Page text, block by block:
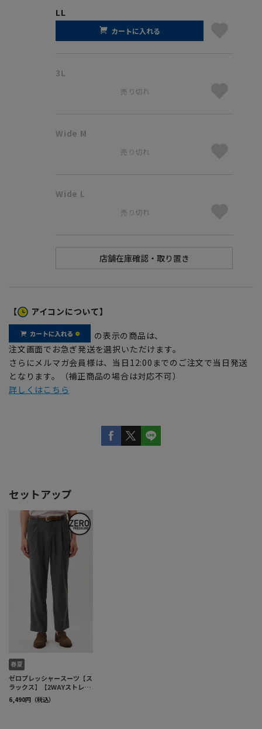
LL
カートに入れる
3L
売り切れ
Wide M
売り切れ
Wide L
売り切れ
【 アイコンについて】
の表示の商品は、
注文画面でお急ぎ発送を選択いただけます。
さらにメルマガ会員様は、当日12:00までのご注文で当日発送
となります。（補正商品の場合は対応不可）
詳しくはこちら